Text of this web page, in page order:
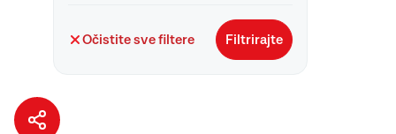
Očistite sve filtere Filtrirajte